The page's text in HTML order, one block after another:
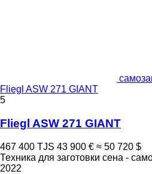
Fliegl ASW 271 GIANT
5
Fliegl ASW 271 GIANT
467 400 TJS 43 900 € ≈ 50 720 $
Техника для заготовки сена -
2022